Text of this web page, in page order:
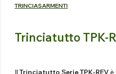
TRINCIASARMENTI
Trinciatutto TPK-
Il Trinciatutto Serie TPK-REVè